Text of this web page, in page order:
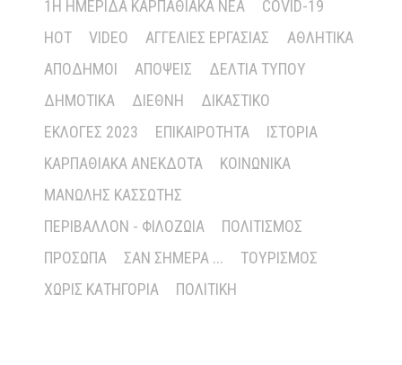
1Η ΗΜΕΡΊΔΑ ΚΑΡΠΑΘΙΑΚΆ ΝΈΑ
COVID-19
HOT
VIDEO ΑΓΓΕΛΊΕΣ ΕΡΓΑΣΊΑΣ
ΑΘΛΗΤΙΚΆ
ΑΠΌΔΗΜΟΙ
ΑΠΌΨΕΙΣ
ΔΕΛΤΊΑ ΤΎΠΟΥ
ΔΗΜΟΤΙΚΆ
ΔΙΕΘΝΉ
ΔΙΚΑΣΤΙΚΌ
ΕΚΛΟΓΈΣ 2023
ΕΠΙΚΑΙΡΌΤΗΤΑ
ΙΣΤΟΡΊΑ
ΚΑΡΠΑΘΙΑΚΆ ΑΝΈΚΔΟΤΑ
ΚΟΙΝΩΝΙΚΆ
ΜΑΝΏΛΗΣ ΚΑΣΣΏΤΗΣ
ΠΕΡΙΒΆΛΛΟΝ - ΦΙΛΟΖΩΊΑ
ΠΟΛΙΤΙΣΜΌΣ
ΠΡΌΣΩΠΑ
ΣΑΝ ΣΉΜΕΡΑ ...
ΤΟΥΡΙΣΜΌΣ
ΧΩΡΊΣ ΚΑΤΗΓΟΡΊΑ
ΠΟΛΙΤΙΚΉ